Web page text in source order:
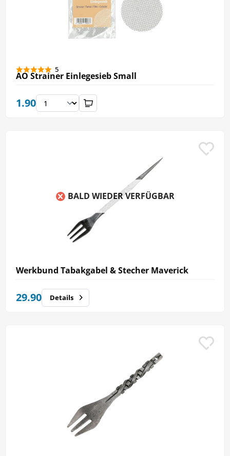
5
AO Strainer Einlegesieb Small
1.90
BALD WIEDER VERFÜGBAR
Werkbund Tabakgabel & Stecher Maverick
29.90 Details